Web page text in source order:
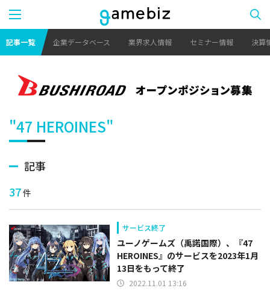
記事一覧 企業データベース 業界求人情報 セミナー情報 決算
"47 HEROINES"
記事
37件
サービス終了
ユーノゲームズ（禹諾国際）、『47
HEROINES』のサービスを2023年1⽉
13⽇をもって終了
2022.11.01 13:16